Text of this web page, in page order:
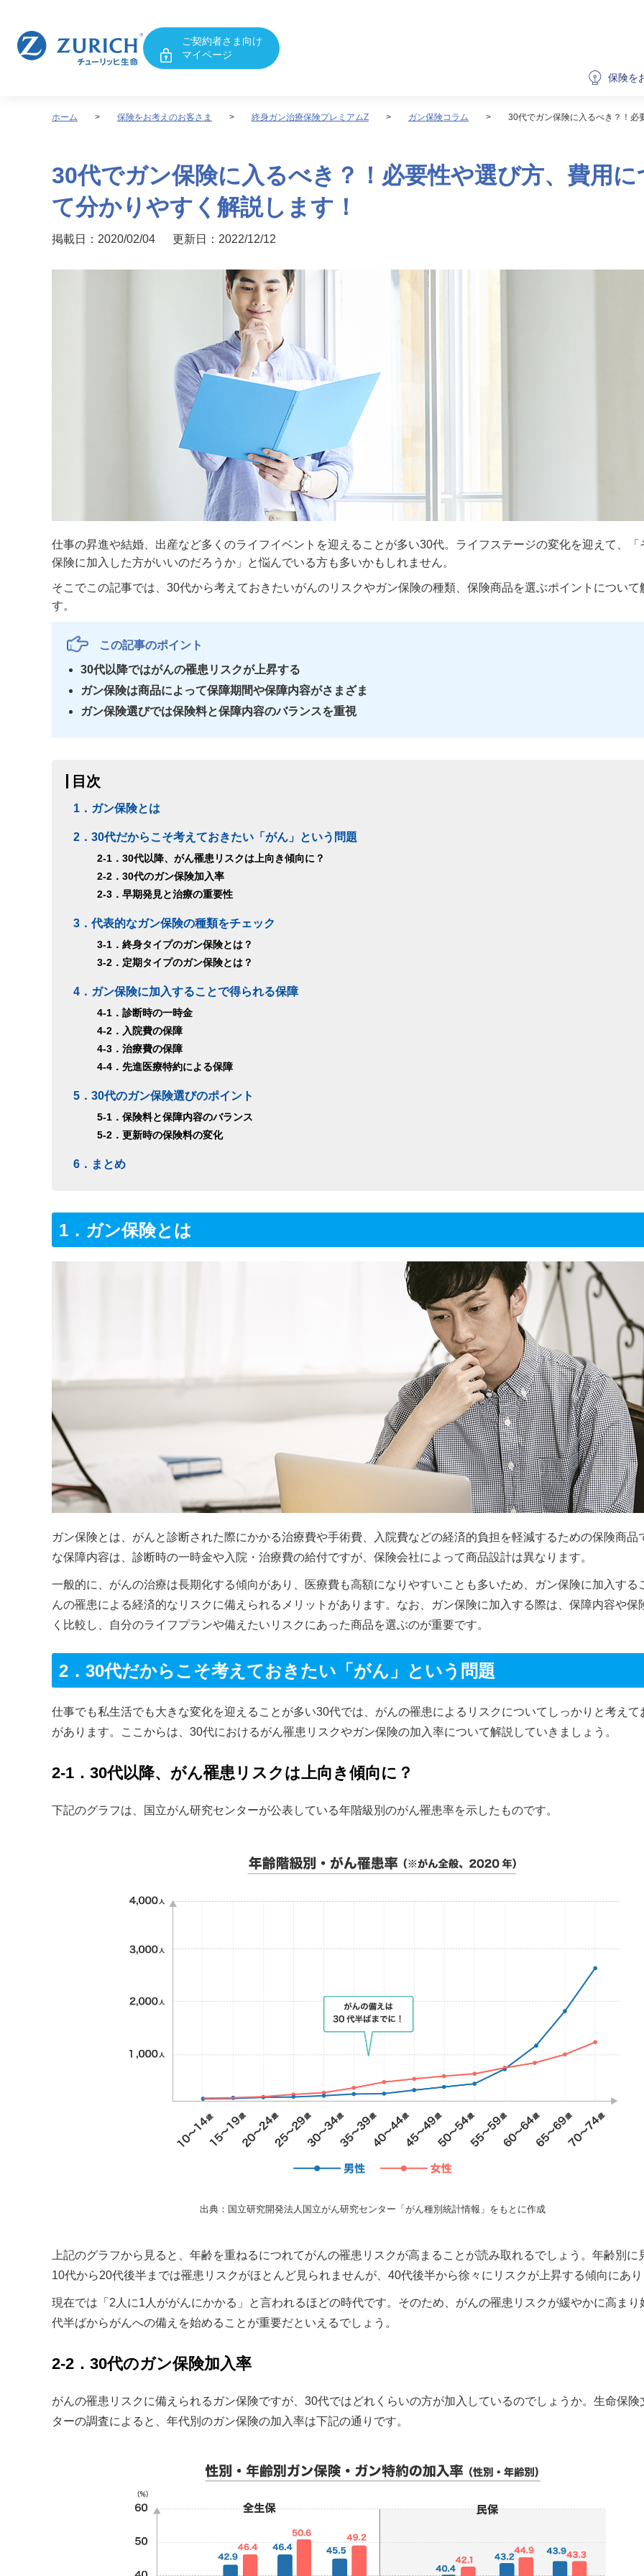
ご契約者さま向け
マイページ
保険を
ホーム 保険をお考えのお客さま 終身ガン治療保険プレミアムZ ガン保険コラム 30代でガン保険に入るべき？！必
30代でガン保険に入るべき？！必要性や選び方、費用に
て分かりやすく解説します！
掲載日：2020/02/04 更新日：2022/12/12
仕事の昇進や結婚、出産など多くのライフイベントを迎えることが多い30代。ライフステージの変化を迎えて、「
保険に加入した方がいいのだろうか」と悩んでいる方も多いかもしれません。
そこでこの記事では、30代から考えておきたいがんのリスクやガン保険の種類、保険商品を選ぶポイントについて
す。
この記事のポイント
30代以降ではがんの罹患リスクが上昇する
ガン保険は商品によって保障期間や保障内容がさまざま
ガン保険選びでは保険料と保障内容のバランスを重視
目次
1．ガン保険とは
2．30代だからこそ考えておきたい「がん」という問題
2-1．30代以降、がん罹患リスクは上向き傾向に？
2-2．30代のガン保険加入率
2-3．早期発見と治療の重要性
3．代表的なガン保険の種類をチェック
3-1．終身タイプのガン保険とは？
3-2．定期タイプのガン保険とは？
4．ガン保険に加入することで得られる保障
4-1．診断時の一時金
4-2．入院費の保障
4-3．治療費の保障
4-4．先進医療特約による保障
5．30代のガン保険選びのポイント
5-1．保険料と保障内容のバランス
5-2．更新時の保険料の変化
6．まとめ
1．ガン保険とは
ガン保険とは、がんと診断された際にかかる治療費や手術費、入院費などの経済的負担を軽減するための保険商品
な保障内容は、診断時の一時金や入院・治療費の給付ですが、保険会社によって商品設計は異なります。
一般的に、がんの治療は長期化する傾向があり、医療費も高額になりやすいことも多いため、ガン保険に加入する
んの罹患による経済的なリスクに備えられるメリットがあります。なお、ガン保険に加入する際は、保障内容や保
く比較し、自分のライフプランや備えたいリスクにあった商品を選ぶのが重要です。
2．30代だからこそ考えておきたい「がん」という問題
仕事でも私生活でも大きな変化を迎えることが多い30代では、がんの罹患によるリスクについてしっかりと考えて
があります。ここからは、30代におけるがん罹患リスクやガン保険の加入率について解説していきましょう。
2-1．30代以降、がん罹患リスクは上向き傾向に？
下記のグラフは、国立がん研究センターが公表している年階級別のがん罹患率を示したものです。
出典：国立研究開発法人国立がん研究センター「がん種別統計情報」をもとに作成
上記のグラフから見ると、年齢を重ねるにつれてがんの罹患リスクが高まることが読み取れるでしょう。年齢別に
10代から20代後半までは罹患リスクがほとんど見られませんが、40代後半から徐々にリスクが上昇する傾向にあ
現在では「2人に1人ががんにかかる」と言われるほどの時代です。そのため、がんの罹患リスクが緩やかに高まり
代半ばからがんへの備えを始めることが重要だといえるでしょう。
2-2．30代のガン保険加入率
がんの罹患リスクに備えられるガン保険ですが、30代ではどれくらいの方が加入しているのでしょうか。生命保険
ターの調査によると、年代別のガン保険の加入率は下記の通りです。